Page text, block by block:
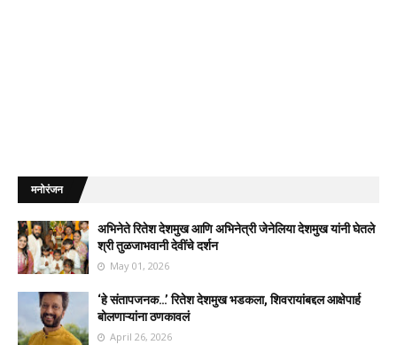
मनोरंजन
अभिनेते रितेश देशमुख आणि अभिनेत्री जेनेलिया देशमुख यांनी घेतले
श्री तुळजाभवानी देवींचे दर्शन
May 01, 2026
‘हे संतापजनक…’ रितेश देशमुख भडकला, शिवरायांबद्दल आक्षेपार्ह
बोलणाऱ्यांना ठणकावलं
April 26, 2026